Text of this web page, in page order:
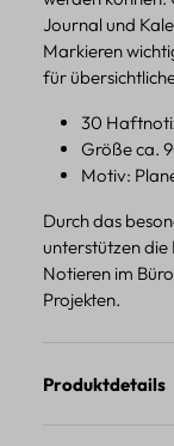
Journal und
Markieren
für
30
Größe ca.
Motiv:
Durch das
unterstützen
Notieren im
Projekten.
Produktdetails